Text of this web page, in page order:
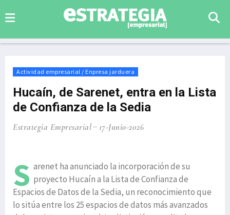
Actividad empresarial / Enpresa jarduera
Hucaín, de Sarenet, entra en la Lista
de Confianza de la Sedia
Estrategia Empresarial 17-Junio-2026
S arenet ha anunciado la incorporación de su
proyecto Hucaín a la Lista de Confianza de
Espacios de Datos de la Sedia, un reconocimiento que
lo sitúa entre los 25 espacios de datos más avanzados